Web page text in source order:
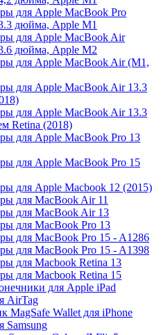
для Apple MacBook Pro
дюйма, Apple M1
для Apple MacBook Air
дюйма, Apple M2
для Apple MacBook Air (M1,
для Apple MacBook Air 13.3
для Apple MacBook Air 13.3
Retina (2018)
для Apple MacBook Pro 13
для Apple MacBook Pro 15
для Apple Macbook 12 (2015)
для MacBook Air 11
для MacBook Air 13
для MacBook Pro 13
для MacBook Pro 15 - A1286
для MacBook Pro 15 - A1398
для Macbook Retina 13
для Macbook Retina 15
для Apple iPad
AirTag
MagSafe Wallet для iPhone
Samsung